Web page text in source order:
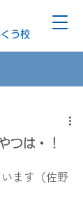
う校
つは・！
ます（佐野